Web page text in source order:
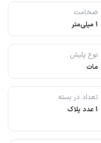
ضخامت
1 میلی‌متر
نوع پلیش
مات
تعداد در بسته
1 عدد پلاک